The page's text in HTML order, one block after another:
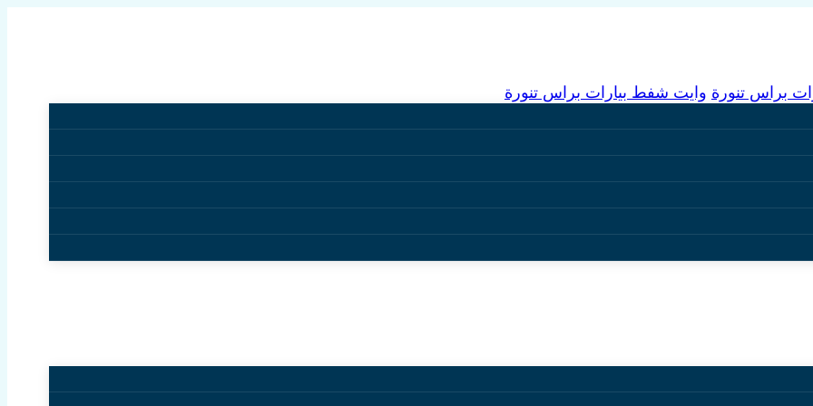
براس تنورة وايت شفط بيارات براس تنورة
تنورة